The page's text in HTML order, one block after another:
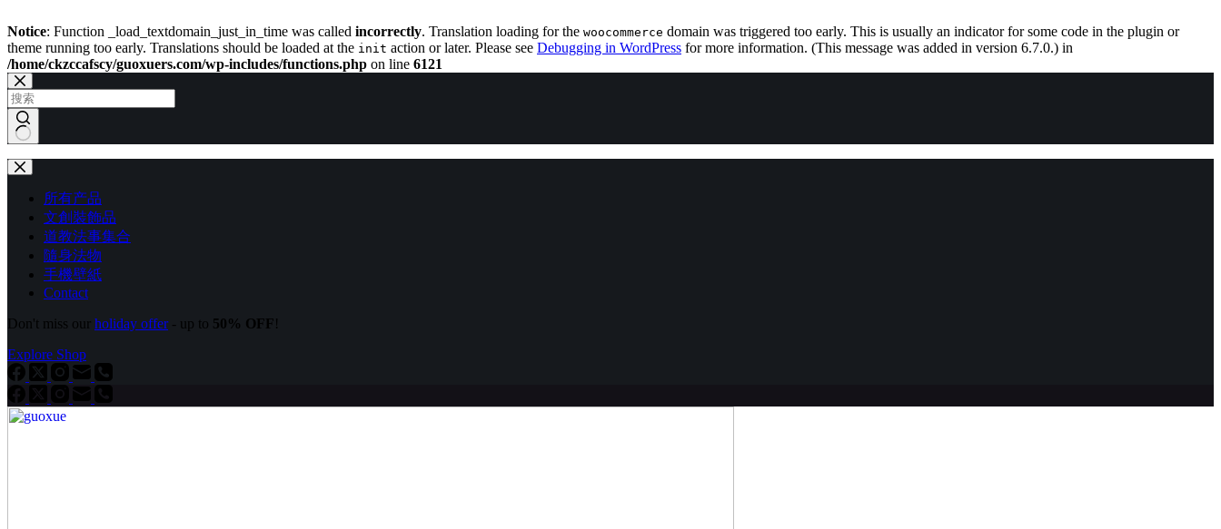
Notice: Function _load_textdomain_just_in_time was called incorrectly. Translation loading for the woocommerce domain was triggered too early. This is usually an indicator for some code in the plugin or
theme running too early. Translations should be loaded at the init action or later. Please see Debugging in WordPress for more information. (This message was added in version 6.7.0.) in
/home/ckzccafscy/guoxuers.com/wp-includes/functions.php on line 6121
跳
过
内
容
结
所有产品
文創裝飾品
道教法事集合
隨身法物
手機壁紙
Contact
Don't miss our holiday offer- up to 50% OFF!
Explore Shop